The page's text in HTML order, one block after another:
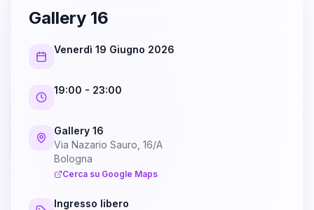
Gallery 16
Venerdì 19 Giugno 2026
19:00 - 23:00
Gallery 16
Via Nazario Sauro, 16/A
Bologna
Cerca su Google Maps
Ingresso libero